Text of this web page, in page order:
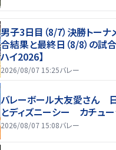
男子3日目（8/7）決勝トーナ
合結果と最終日（8/8）の試
ハイ2026】
2026/08/07 15:25バレー
バレーボール大友愛さん
とディズニーシー カチュ
2026/08/07 15:08バレー